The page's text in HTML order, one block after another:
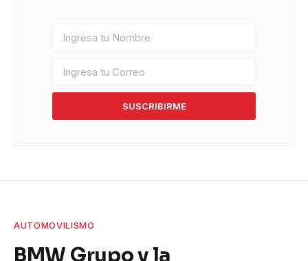
SUSCRIBIRME
AUTOMOVILISMO
BMW Grupo y la